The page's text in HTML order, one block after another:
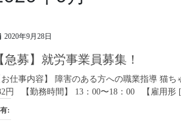
2020年9月28日
【急募】就労事業員募集！
お仕事内容】 障害のある方への職業指導 猫
円 【勤務時間】 13：00〜18：00 【雇用
: